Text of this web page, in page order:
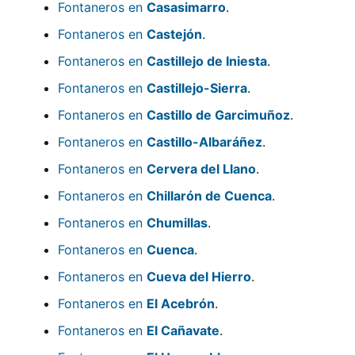
Fontaneros en Casasimarro.
Fontaneros en Castejón.
Fontaneros en Castillejo de Iniesta.
Fontaneros en Castillejo-Sierra.
Fontaneros en Castillo de Garcimuñoz.
Fontaneros en Castillo-Albaráñez.
Fontaneros en Cervera del Llano.
Fontaneros en Chillarón de Cuenca.
Fontaneros en Chumillas.
Fontaneros en Cuenca.
Fontaneros en Cueva del Hierro.
Fontaneros en El Acebrón.
Fontaneros en El Cañavate.